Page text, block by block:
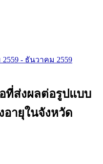
2559 - ธันวาคม 2559
ที่ส่งผลต่อรูปแบบ
อายุในจังหวัด